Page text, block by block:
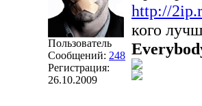
Пользователь
Сообщений: 248
Регистрация:
26.10.2009
http://
кого